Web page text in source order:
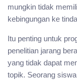
mungkin tidak
kebingungan ke
Itu penting untuk
penelitian jarang
yang tidak dapat
topik. Seorang